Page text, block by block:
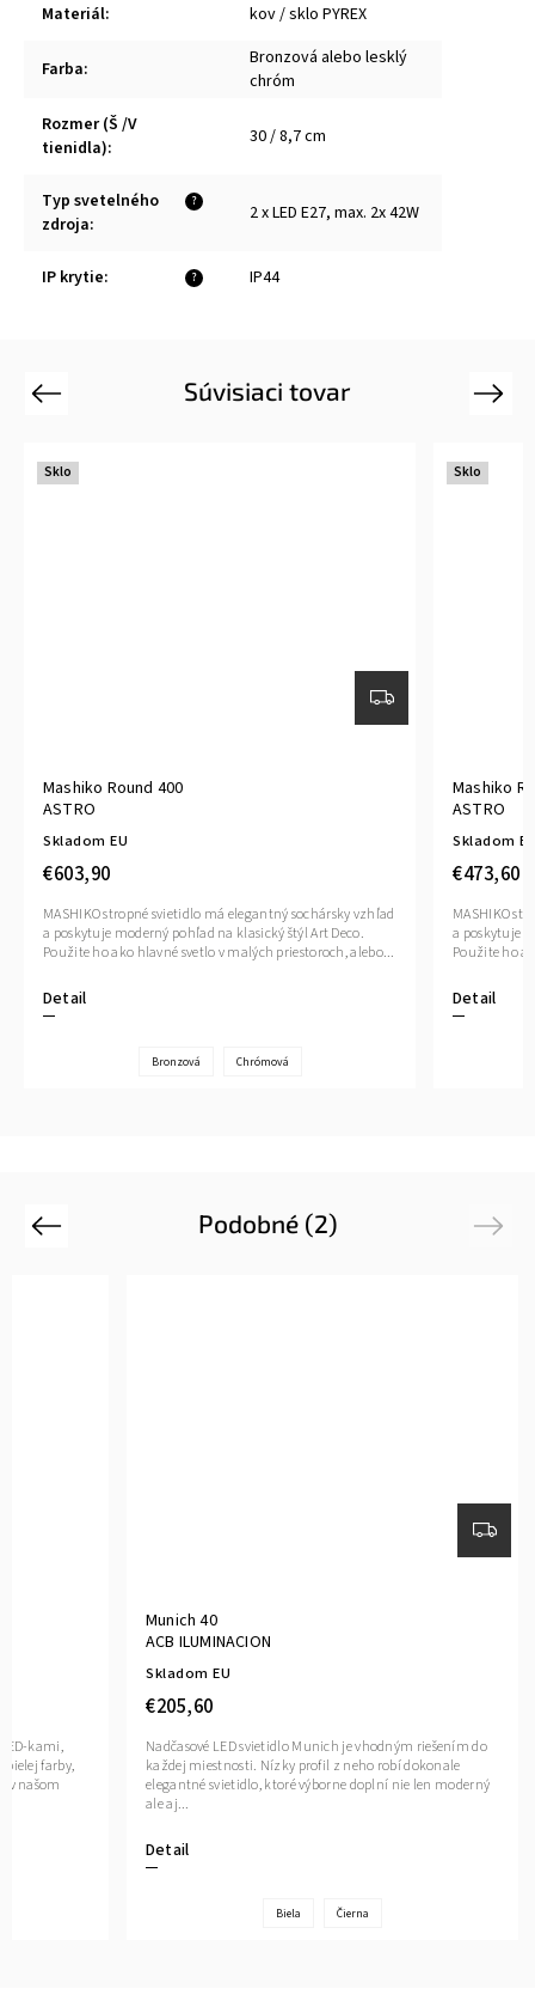
Materiál: kov / sklo PYREX
Farba:
Bronzová alebo lesklý
chróm
Rozmer (Š /V
tienidla): 30 / 8,7 cm
?
Typ svetelného
zdroja: 2 x LED E27, max. 2x 42W
?
IP krytie: IP44
Súvisiaci tovar
Previous
Sklo
Mashiko Round 400
ASTRO
Skladom EU
€603,90
Detail
MASHIKO stropné svietidlo má elegantný sochársky vzhľad
a poskytuje moderný pohľad na klasický štýl Art Deco.
Použite ho ako hlavné svetlo v malých priestoroch, alebo...
Bronzová Chrómová
Sklo
Mashiko
ASTRO
Skladom
€473,60
Detail
MASHIKO
a poskytuje
Použite ho
Next
Podobné (2)
Previous
kami,
farby,
v našom
Munich 40
ACB ILUMINACION
Skladom EU
€205,60
Detail
Nadčasové LED svietidlo Munich je vhodným riešením do
každej miestnosti. Nízky profil z neho robí dokonale
elegantné svietidlo, ktoré výborne doplní nie len moderný
ale aj...
Biela Čierna
Next